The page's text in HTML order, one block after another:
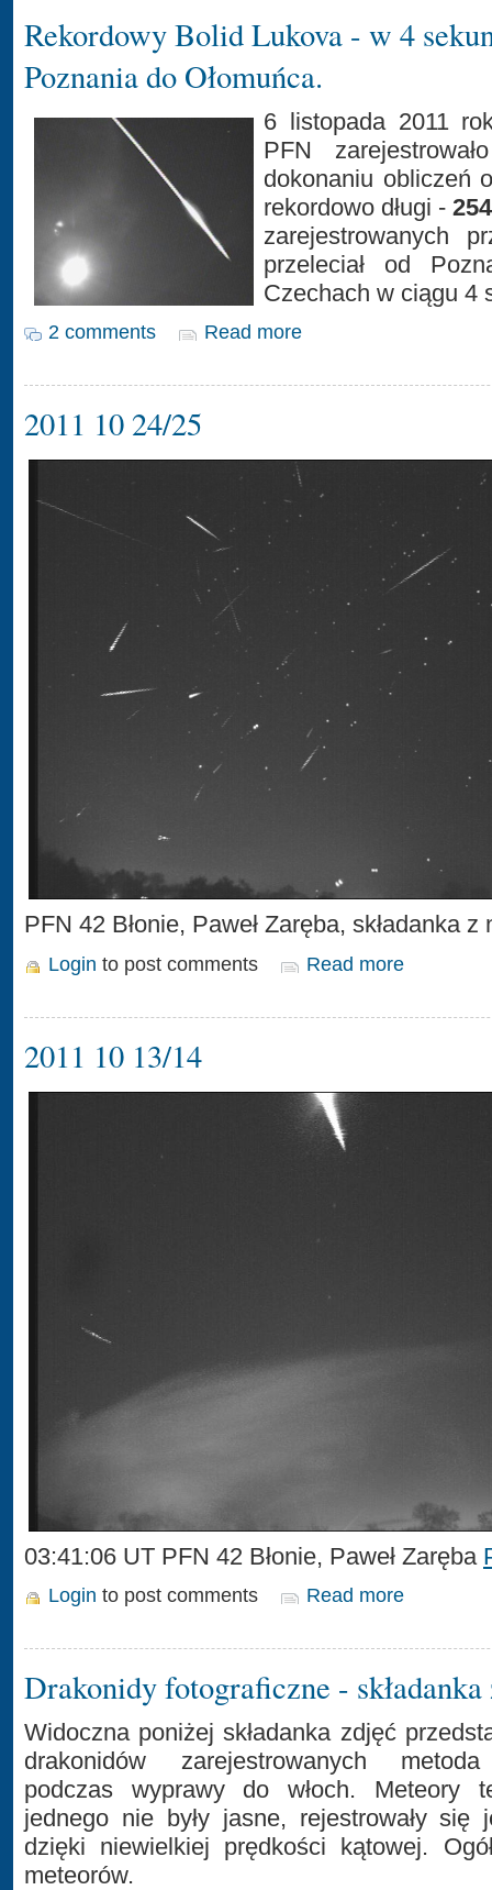
Rekordowy Bolid Lukova - w 4
Poznania do Ołomuńca.
6 listopada 2011
PFN
dokonaniu obliczeń
rekordowo długi -
zarejestrowanych
przeleciał od
Czechach w ciągu 4
2 comments Read more
2011 10 24/25
PFN 42 Błonie, Paweł Zaręba, składanka
Login to post comments Read more
2011 10 13/14
03:41:06 UT PFN 42 Błonie, Paweł Zaręba
Login to post comments Read more
Drakonidy fotograficzne -
Widoczna poniżej składanka zdjęć
drakonidów zarejestrowanych
podczas wyprawy do włoch. Meteory
jednego nie były jasne, rejestrowały się
dzięki niewielkiej prędkości kątowej.
meteorów.